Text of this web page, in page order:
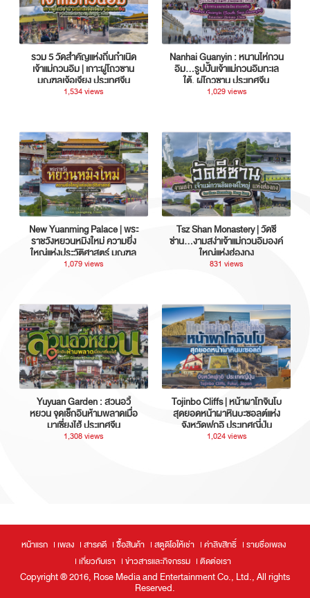
รวม 5 วัดสำคัญแห่งถิ่นกำเนิด
เจ้าแม่กวนอิม | เกาะผู่โถวซาน
มณฑลเจ้อเจียง ประเทศจีน
1,534 views
Nanhai Guanyin : หนานไห่กวน
อิม...รูปปั้นเจ้าแม่กวนอิมทะเล
ใต้, ผู่โถวซาน ประเทศจีน
1,029 views
New Yuanming Palace | พระ
ราชวังหยวนหมิงใหม่ ความยิ่ง
ใหญ่แห่งประวัติศาสตร์ มณฑล
กวางตุ้ง ประเทศจีน
1,079 views
Tsz Shan Monastery | วัดซี
ซ่าน…งามสง่าเจ้าแม่กวนอิมองค์
ใหญ่แห่งฮ่องกง
831 views
Yuyuan Garden : สวนอวี้
หยวน จุดเช็กอินห้ามพลาดเมื่อ
มาเซี่ยงไฮ้ ประเทศจีน
1,308 views
Tojinbo Cliffs | หน้าผาโทจินโบ
สุดยอดหน้าผาหินบะซอลต์แห่ง
จังหวัดฟุกุอิ ประเทศญี่ปุ่น
1,024 views
หน้าแรก เพลง สารคดี ซื้อสินค้า สตูดิโอให้เช่า ค่าลิขสิทธิ์
รายชื่อเพลง
เกี่ยวกับเรา
ข่าวสารและกิจกรรม ติดต่อเรา
Copyright ® 2016, Rose Media and Entertainment Co., Ltd., All rights
Reserved.